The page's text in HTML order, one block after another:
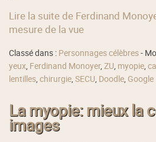
Lire la suite de Ferdinand
mesure de la vue
Classé dans : Personnages célèbres-
yeux, Ferdinand Monoyer,ZU, myopie,
lentilles,chirurgie,SECU, Doodle, Google
La myopie: mieux la
images